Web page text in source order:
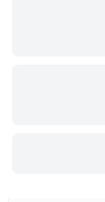
Ontdek de magie van
Waarom kiezen voor
Beleef de wildernis